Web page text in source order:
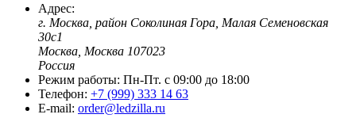
Адрес:
г. Москва, район Соколиная Гора, Малая Семеновская
30с1
Москва, Москва 107023
Россия
Режим работы: Пн-Пт. c 09:00 до 18:00
Телефон: +7 (999) 333 14 63
E-mail: order@ledzilla.ru